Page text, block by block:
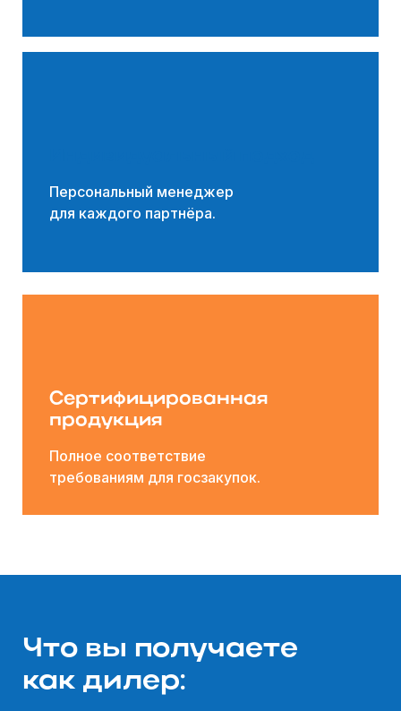
Персональный менеджер
для каждого партнёра.
Сертифицированная
продукция
Полное соответствие
требованиям для госзакупок.
Что вы получаете
как дилер: